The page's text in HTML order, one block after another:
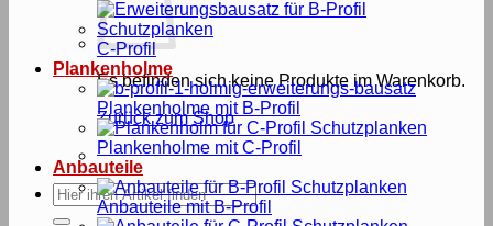
Es befinden sich keine Produkte im Warenkorb.
Zurück zum Shop
Suche
nach:
C-Profil
Plankenholme
Plankenholme mit B-Profil
Plankenholme mit C-Profil
Anbauteile
Anbauteile mit B-Profil